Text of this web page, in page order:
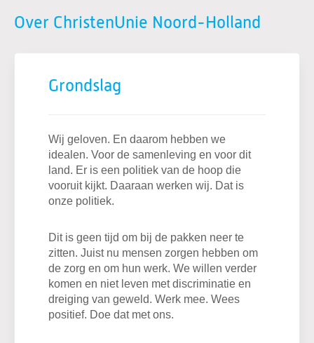
Over ChristenUnie Noord-Holland
Grondslag
Wij geloven. En daarom hebben we
idealen. Voor de samenleving en voor dit
land. Er is een politiek van de hoop die
vooruit kijkt. Daaraan werken wij. Dat is
onze politiek.
Dit is geen tijd om bij de pakken neer te
zitten. Juist nu mensen zorgen hebben om
de zorg en om hun werk. We willen verder
komen en niet leven met discriminatie en
dreiging van geweld. Werk mee. Wees
positief. Doe dat met ons.